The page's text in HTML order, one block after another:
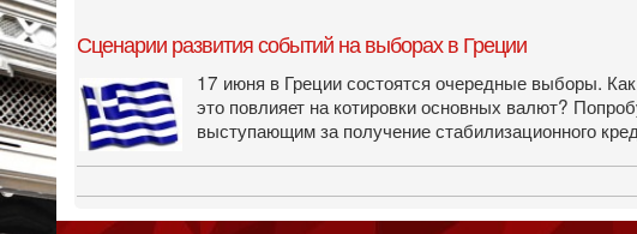
Сценарии развития событий на выборах в Греции
17 июня в Греции состоятся очередные выборы.
это повлияет на котировки основных валют?
выступающим за получение стабилизационного